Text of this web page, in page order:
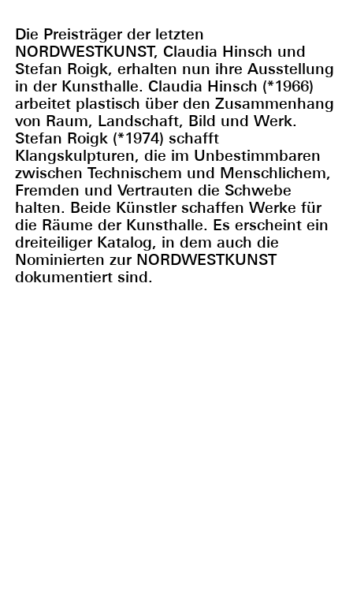
Die Preisträger der letzten
NORDWESTKUNST, Claudia Hinsch und
Stefan Roigk, erhalten nun ihre Ausstellung
in der Kunsthalle. Claudia Hinsch (*1966)
arbeitet plastisch über den Zusammenhang
von Raum, Landschaft, Bild und Werk.
Stefan Roigk (*1974) schafft
Klangskulpturen, die im Unbestimmbaren
zwischen Technischem und Menschlichem,
Fremden und Vertrauten die Schwebe
halten. Beide Künstler schaffen Werke für
die Räume der Kunsthalle. Es erscheint ein
dreiteiliger Katalog, in dem auch die
Nominierten zur NORDWESTKUNST
dokumentiert sind.